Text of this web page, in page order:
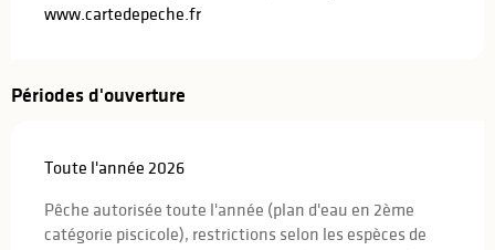
www.cartedepeche.fr
Périodes d'ouverture
Toute l'année 2026
Pêche autorisée toute l'année (plan d'eau en 2ème
catégorie piscicole), restrictions selon les espèces de